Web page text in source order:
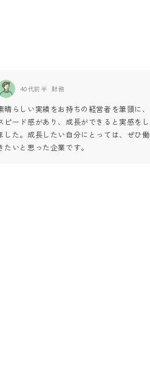
40代前半 財務
晴らしい実績をお持ちの経営者を筆頭に、
ピード感があり、成長ができると実感をし
した。成長したい自分にとっては、ぜひ働
たいと思った企業です。